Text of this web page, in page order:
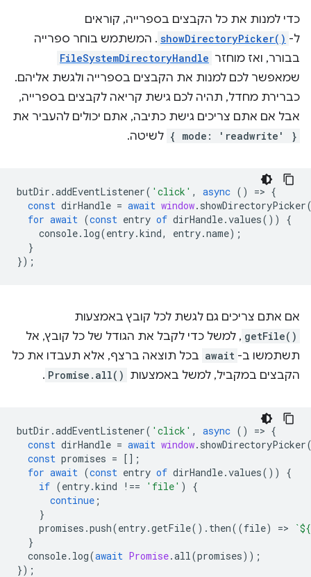
כדי למנות את כל הקבצים בספרייה, קוראים
ל- showDirectoryPicker() . המשתמש בוחר ספרייה
בבורר, ואז מוחזר FileSystemDirectoryHandle
שמאפשר לכם למנות את הקבצים בספרייה ולגשת אליהם.
כברירת מחדל, תהיה לכם גישת קריאה לקבצים בספרייה,
אבל אם אתם צריכים גישת כתיבה, אתם יכולים להעביר את
{ mode: 'readwrite' } לשיטה.
butDir .addEventListener( 'click' , async () => {
const dirHandle = await window. showDirectoryPicker
for await (const entry of dirHandle.values())
{
console. log(entry.kind, entry.name);
}
});
אם אתם צריכים גם לגשת לכל קובץ באמצעות
getFile() , למשל כדי לקבל את הגודל של כל קובץ, אל
תשתמשו ב- await בכל תוצאה ברצף, אלא תעבדו את כל
הקבצים במקביל, למשל באמצעות Promise.all()
.
butDir .addEventListener( 'click' , async () => {
const dirHandle = await window. showDirectoryPicker
const promises = [];
for await (const entry of dirHandle.values())
{
if (entry.kind !== 'file' )
{
continue ;
}
promises .push(entry.getFile(). then((file) => `${
}
console. log(await Promise.all(promises));
});